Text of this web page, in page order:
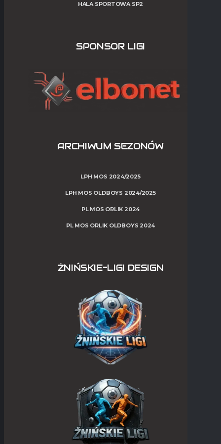
HALA SPORTOWA SP2
SPONSOR LIGI
ARCHIWUM SEZONÓW
LPH MOS 2024/2025
LPH MOS OLDBOYS 2024/2025
PL MOS ORLIK 2024
PL MOS ORLIK OLDBOYS 2024
ŻNIŃSKIE-LIGI DESIGN